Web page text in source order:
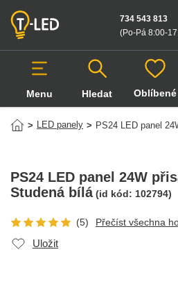
734 543 813
(Po-Pá 8:00-
Menu Hledat
Hledat v produktech
Oblíbené
> LED panely > PS24 LED panel
PS24 LED panel 24W
Studená bílá (id kód: 102794)
(5) Přečíst všechna
Uložit